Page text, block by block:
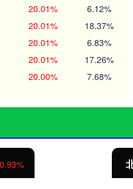
20.01% 6.12%
20.01% 18.37%
20.01% 6.83%
20.01% 17.26%
20.00% 7.68%
11.37